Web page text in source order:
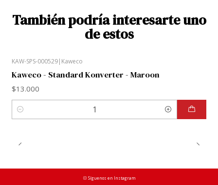
También podría interesarte uno
de estos
KAW-SPS-000529| Kaweco
Kaweco - Standard Konverter - Maroon
$13.000
Cantidad
Síguenos en Instagram